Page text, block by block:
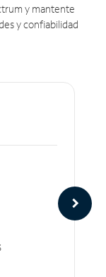
y mantente
y confiabilidad